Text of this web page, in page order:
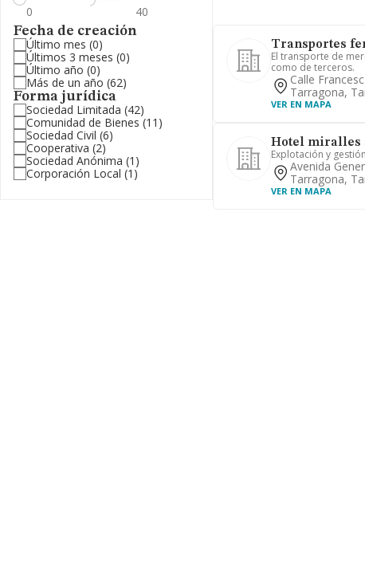
Fecha de creación
Último mes (0)
Últimos 3 meses (0)
Último año (0)
Más de un año (62)
Forma jurídica
Sociedad Limitada (42)
Comunidad de Bienes (11)
Sociedad Civil (6)
Cooperativa (2)
Sociedad Anónima (1)
Corporación Local (1)
Transportes
El transporte de
como de terceros.
Calle
Tarragona,
VER EN MAPA
Hotel miralles
Explotación y
Avenida
Tarragona,
VER EN MAPA